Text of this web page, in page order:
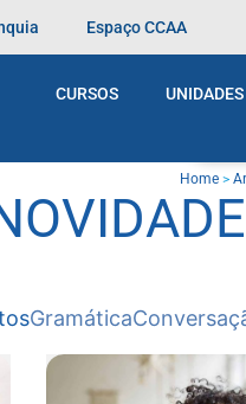
Espaço CCAA
CURSOS UNIDADES
Home >
Gramática